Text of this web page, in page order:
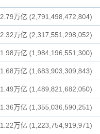
2.79万亿 (2,791,498,472,804)
2.32万亿 (2,317,551,298,052)
1.98万亿 (1,984,196,551,300)
1.68万亿 (1,683,903,309,843)
1.49万亿 (1,489,821,682,050)
1.36万亿 (1,355,036,590,251)
1.22万亿 (1,223,754,919,971)